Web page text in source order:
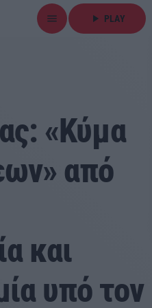
menu play_arrow PLAY
close
«Κύμα
από
και
υπό τον